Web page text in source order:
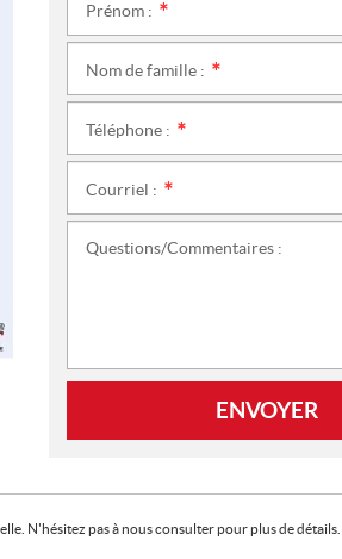
Prénom :
Nom de famille :
Téléphone :
Courriel :
Questions/Commentaires :
ENVOYER
N'hésitez pas à nous consulter pour plus de détails.